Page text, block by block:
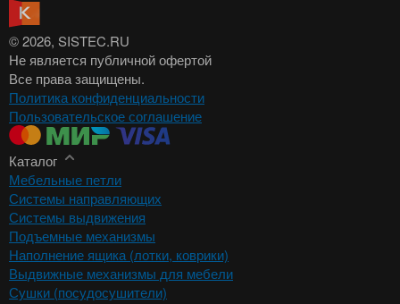
© 2026, SISTEC.RU
Не является публичной офертой
Все права защищены.
Политика конфиденциальности
Пользовательское соглашение
Каталог
Мебельные петли
Системы направляющих
Системы выдвижения
Подъемные механизмы
Наполнение ящика (лотки, коврики)
Выдвижные механизмы для мебели
Сушки (посудосушители)